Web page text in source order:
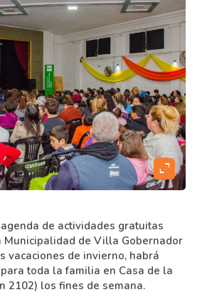
expand_content
de actividades gratuitas
Municipalidad de Villa Gobernador
vacaciones de invierno, habrá
toda la familia en Casa de la
2102) los fines de semana.